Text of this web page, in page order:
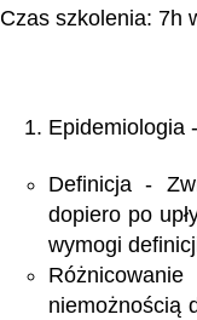
Czas szkolenia: 7h
Epidemiologia
Definicja -
dopiero po
wymogi
niemożnością